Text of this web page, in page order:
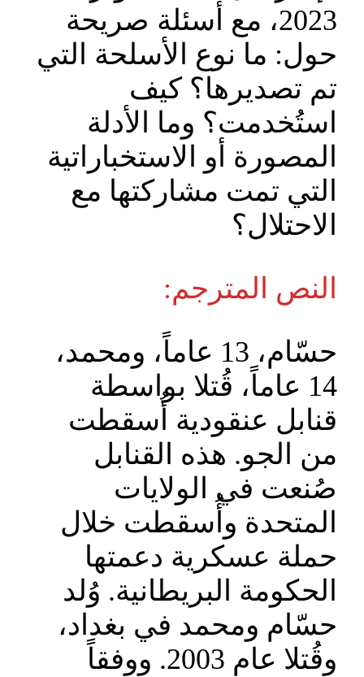
2023، مع أسئلة صريحة
حول: ما نوع الأسلحة التي
تم تصديرها؟ كيف
استُخدمت؟ وما الأدلة
المصورة أو الاستخباراتية
التي تمت مشاركتها مع
الاحتلال؟
النص المترجم:
حسّام، 13 عاماً، ومحمد،
14 عاماً، قُتلا بواسطة
قنابل عنقودية أُسقطت
من الجو. هذه القنابل
صُنعت في الولايات
المتحدة وأُسقطت خلال
حملة عسكرية دعمتها
الحكومة البريطانية. وُلد
حسّام ومحمد في بغداد،
وقُتلا عام 2003. ووفقاً